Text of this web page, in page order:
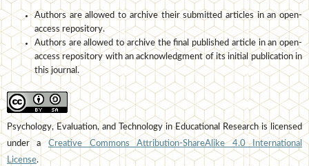
Authors are allowed to archive their submitted articles in an open-
access repository.
Authors are allowed to archive the final published article in an open-
access repository with an acknowledgment of its initial publication in
this journal.
Psychology, Evaluation, and Technology in Educational Research is licensed
under aCreative Commons Attribution-ShareAlike 4.0 International
License.